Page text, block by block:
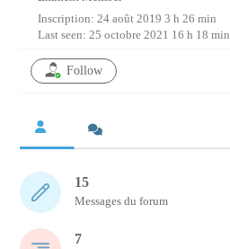
Inscription: 24 août 2019 3 h 26 min
Last seen: 25 octobre 2021 16 h 18 min
Follow
15
Messages du forum
7